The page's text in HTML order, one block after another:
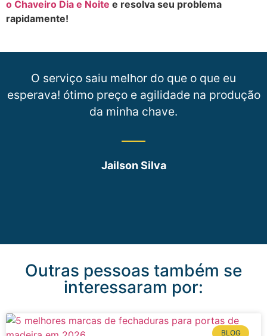
o Chaveiro Dia e Noite e resolva seu problema
rapidamente!
O serviço saiu melhor do que o que eu
esperava! ótimo preço e agilidade na produção
da minha chave.
Jailson Silva
Outras pessoas também se
interessaram por:
BLOG